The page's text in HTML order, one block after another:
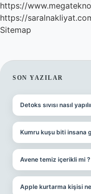
https://
https://
Sitemap
SIDEBAR
SON YAZILAR
Detoks sıvısı nasıl
Kumru kuşu biti insana
Avene temiz içerikli mi ?
Apple kurtarma kişisi